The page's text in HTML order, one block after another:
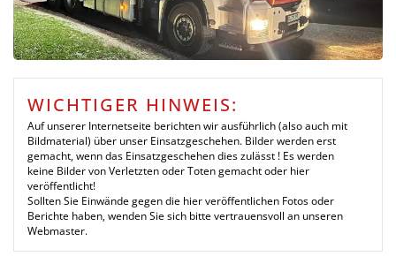
WICHTIGER HINWEIS:
Auf unserer Internetseite berichten wir ausführlich (also auch mit
Bildmaterial) über unser Einsatzgeschehen. Bilder werden erst
gemacht, wenn das Einsatzgeschehen dies zulässt ! Es werden
keine Bilder von Verletzten oder Toten gemacht oder hier
veröffentlicht!
Sollten Sie Einwände gegen die hier veröffentlichen Fotos oder
Berichte haben, wenden Sie sich bitte vertrauensvoll an unseren
Webmaster.